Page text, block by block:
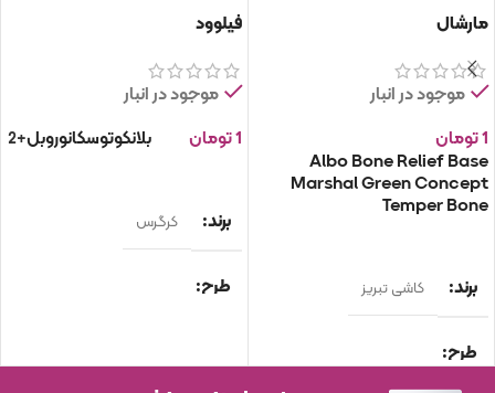
مارشال
موجود در انبار
1تومان
Albo Bone Relief Base
Marshal Green Concept
Temper Bone
برند کاشی تبریز
طرح
فیلوود
موجود در انبار
1تومان بلانکوتوسکانوروبل+2
برند کرگرس
طرح
گرافیتو